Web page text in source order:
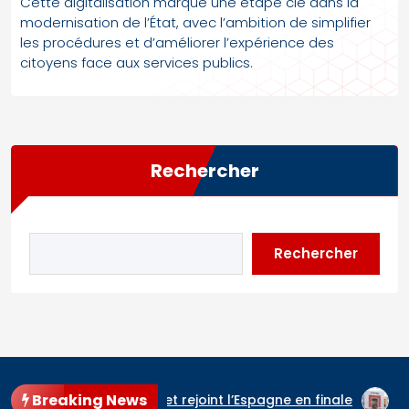
modernisation de l’État, avec l’ambition de simplifier
les procédures et d’améliorer l’expérience des
citoyens face aux services publics.
Rechercher
Rechercher
Breaking News
Three Lions et rejoint l’Espagne en finale Cour